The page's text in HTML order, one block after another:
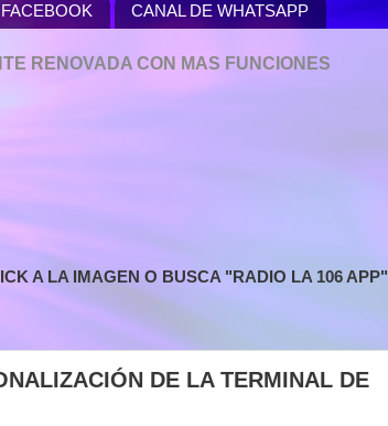
FACEBOOK CANAL DE WHATSAPP
RENOVADA CON MAS FUNCIONES
A LA IMAGEN O BUSCA "RADIO LA 106 APP"
DE LA TERMINAL DE